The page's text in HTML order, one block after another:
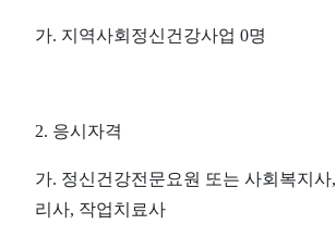
가. 지역사회정신건강사업 0명
2. 응시자격
가. 정신건강전문요원 또는 사회복지사,
리사, 작업치료사